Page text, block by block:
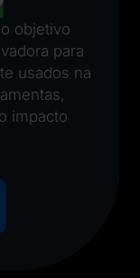
objetivo
para
usados na
impacto